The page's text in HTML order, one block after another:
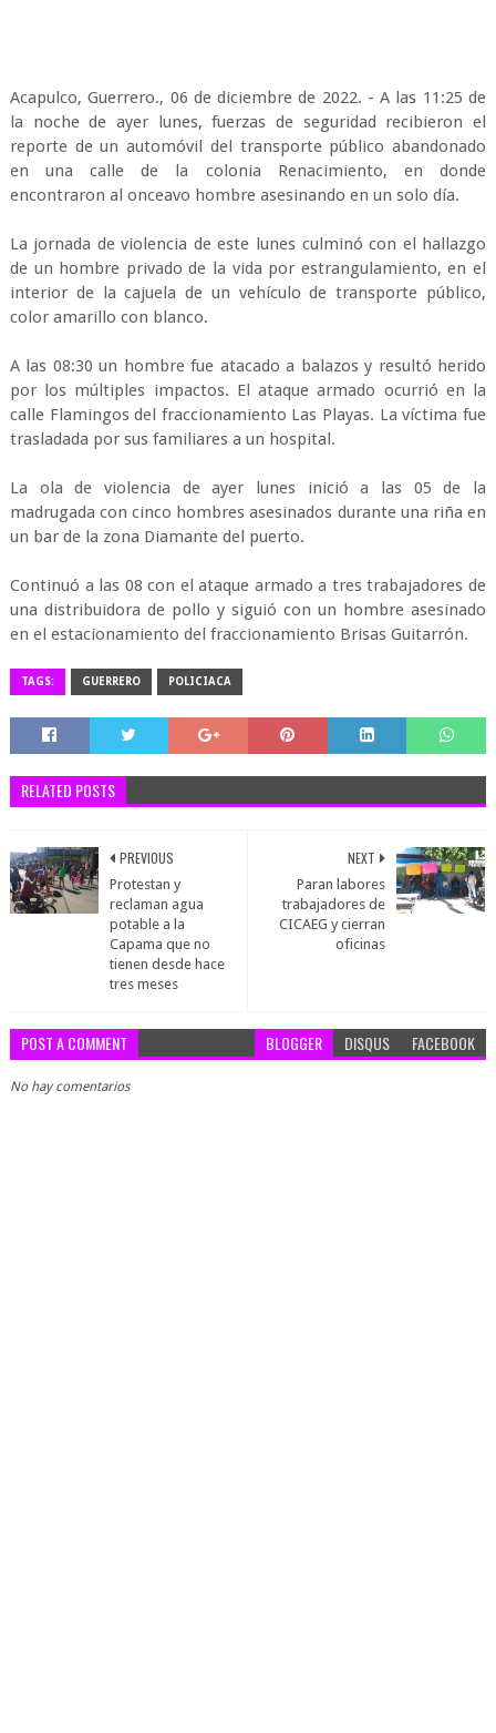
Acapulco, Guerrero., 06 de diciembre de 2022. - A las 11:25 de
la noche de ayer lunes, fuerzas de seguridad recibieron el
reporte de un automóvil del transporte público abandonado
en una calle de la colonia Renacimiento, en donde
encontraron al onceavo hombre asesinando en un solo día.
La jornada de violencia de este lunes culminó con el hallazgo
de un hombre privado de la vida por estrangulamiento, en el
interior de la cajuela de un vehículo de transporte público,
color amarillo con blanco.
A las 08:30 un hombre fue atacado a balazos y resultó herido
por los múltiples impactos. El ataque armado ocurrió en la
calle Flamingos del fraccionamiento Las Playas. La víctima fue
trasladada por sus familiares a un hospital.
La ola de violencia de ayer lunes inició a las 05 de la
madrugada con cinco hombres asesinados durante una riña en
un bar de la zona Diamante del puerto.
Continuó a las 08 con el ataque armado a tres trabajadores de
una distribuidora de pollo y siguió con un hombre asesinado
en el estacionamiento del fraccionamiento Brisas Guitarrón.
TAGS: GUERRERO POLICIACA
RELATED POSTS
NEXT
Paran labores
trabajadores de
CICAEG y cierran
oficinas
PREVIOUS
Protestan y
reclaman agua
potable a la
Capama que no
tienen desde hace
tres meses
POST A COMMENT BLOGGER DISQUS FACEBOOK
No hay comentarios